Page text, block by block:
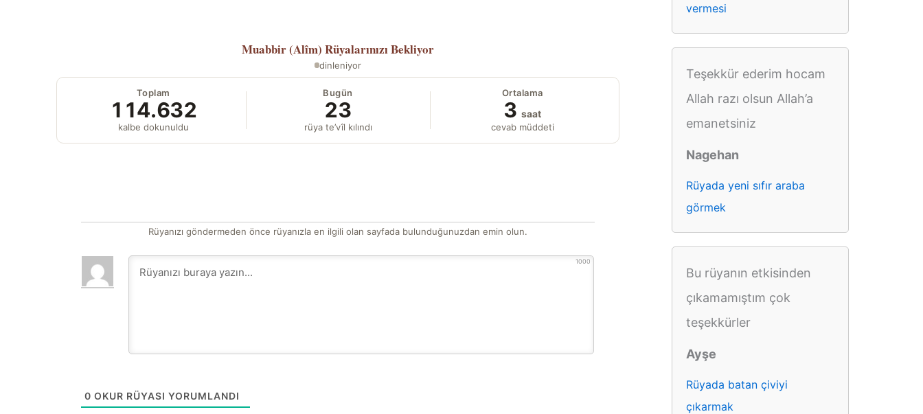
Muabbir (Alîm) Rüyalarınızı Bekliyor
dinleniyor
Toplam
114.632
kalbe dokunuldu
Bugün
23
rüya te’vîl kılındı
Ortalama
3 saat
cevab müddeti
Rüyanızı göndermeden önce rüyanızla en ilgili olan sayfada bulunduğunuzdan emin olun.
1000
0 OKUR RÜYASI YORUMLANDI
vermesi
Teşekkür ederim hocam
Allah razı olsun Allah’a
emanetsiniz
Nagehan
Rüyada yeni sıfır araba
görmek
Bu rüyanın etkisinden
çıkamamıştım çok
teşekkürler
Ayşe
Rüyada batan çiviyi
çıkarmak